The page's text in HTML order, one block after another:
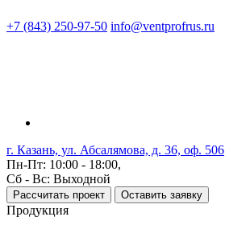
+7 (843) 250-97-50 info@ventprofrus.ru
г. Казань, ул. Абсалямова, д. 36, оф. 506
Пн-Пт: 10:00 - 18:00,
Сб - Вс: Выходной
Рассчитать проект Оставить заявку
Продукция